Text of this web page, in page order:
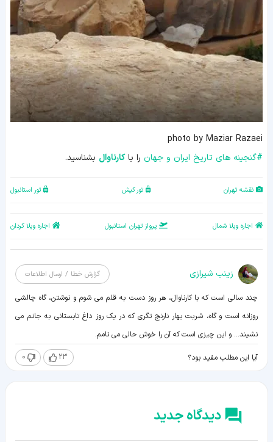
photo by Maziar Razaei
#گنجینه های تاریخ ایران و جهان را باکارناوال بشناسید.
نقشه تهران تور کیش تور استانبول
اجاره ویلا شمال پرواز تهران استانبول اجاره ویلا کردان
زينب شيرازی گزارش خطا / ارسال اطلاعات
چند سالی است که با کارناوال، هر روز دست به قلم می شوم و نوشتن، گاه چالشی
روزانه است و گاه، شربت بهار نارنج تگری که در یک روز داغ تابستانی به جانم می
نشیند... و این چیزی است که آن را خوش حالی می نامم.
آیا این مطلب مفید بود؟ 23
0
دیدگاه جدید